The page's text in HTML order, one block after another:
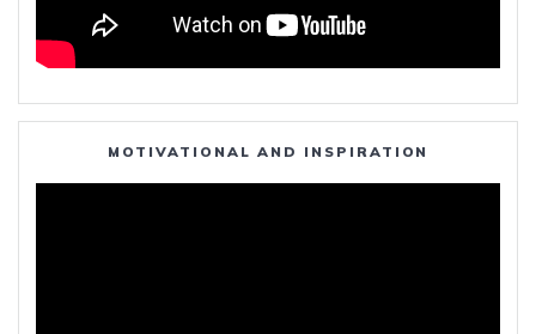
MOTIVATIONAL AND INSPIRATION